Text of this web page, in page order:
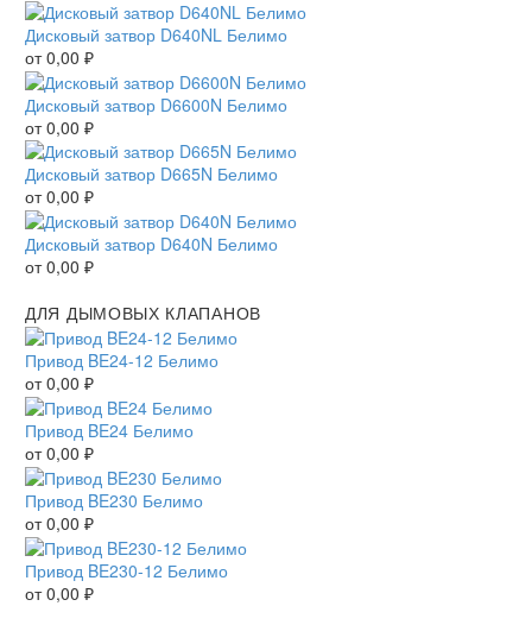
Дисковый затвор D640NL Белимо
от0,00 ₽
Дисковый затвор D6600N Белимо
от0,00 ₽
Дисковый затвор D665N Белимо
от0,00 ₽
Дисковый затвор D640N Белимо
от0,00 ₽
ДЛЯ ДЫМОВЫХ КЛАПАНОВ
Привод BE24-12 Белимо
от0,00 ₽
Привод BE24 Белимо
от0,00 ₽
Привод BE230 Белимо
от0,00 ₽
Привод BE230-12 Белимо
от0,00 ₽